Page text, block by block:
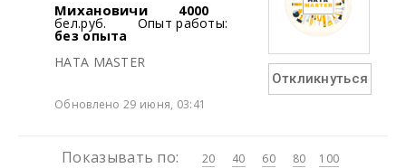
Михановичи 4000
бел.руб. Опыт работы:
без опыта
HATA MASTER
Обновлено 29 июня, 03:41
Откликнуться
Показывать по: 20 40 60 80 100